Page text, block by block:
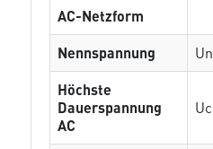
AC-Netzform
Nennspannung
Un
Höchste
Dauerspannung
AC
Uc